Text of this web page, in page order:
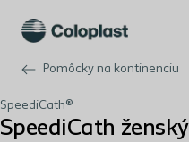
Pomôcky na kontinenciu
SpeediCath®
SpeediCath ženský